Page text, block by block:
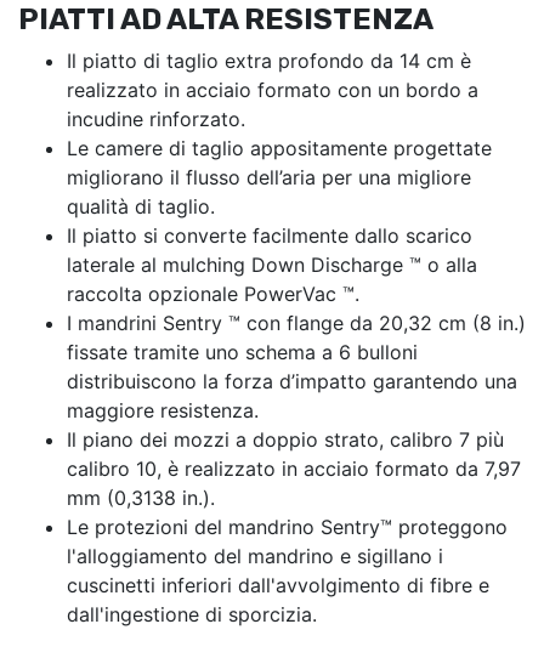
PIATTI AD ALTA RESISTENZA
Il piatto di taglio extra profondo da 14 cm è
realizzato in acciaio formato con un bordo a
incudine rinforzato.
Le camere di taglio appositamente progettate
migliorano il flusso dell’aria per una migliore
qualità di taglio.
Il piatto si converte facilmente dallo scarico
laterale al mulching Down Discharge ™ o alla
raccolta opzionale PowerVac ™.
I mandrini Sentry ™ con flange da 20,32 cm (8 in.)
fissate tramite uno schema a 6 bulloni
distribuiscono la forza d’impatto garantendo una
maggiore resistenza.
Il piano dei mozzi a doppio strato, calibro 7 più
calibro 10, è realizzato in acciaio formato da 7,97
mm (0,3138 in.).
Le protezioni del mandrino Sentry™ proteggono
l'alloggiamento del mandrino e sigillano i
cuscinetti inferiori dall'avvolgimento di fibre e
dall'ingestione di sporcizia.